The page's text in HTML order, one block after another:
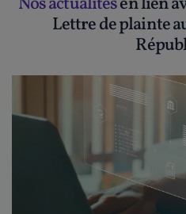
Lettre de plainte